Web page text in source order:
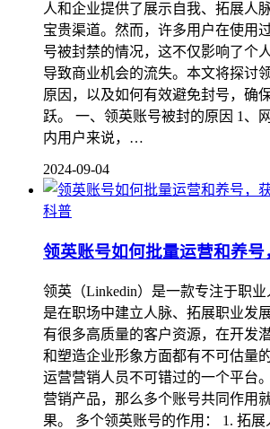
人和企业提供了展示自我、拓展人
宝贵渠道。然而，许多用户在使用
号被封禁的情况，这不仅影响了个
导致商业机会的流失。本文将探讨
原因，以及如何有效避免封号，确
跃。 一、领英账号被封的原因 1、
内用户来说，…
2024-09-04
科普
领英账号如何批量运营和养
领英（Linkedin）是一款专注于职业
是在职场中建立人脉、拓展职业发
有很多高质量的客户资源，在开发
和塑造企业形象方面都有不可估量
运营营销人员不可错过的一个平台
营销产品，那么多个账号共同作用
果。 多个领英账号的作用： 1. 拓